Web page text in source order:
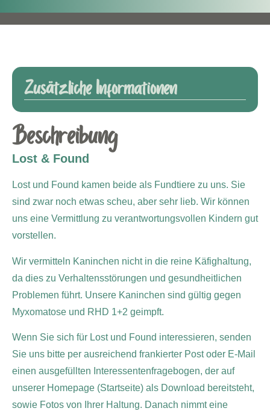
Zusätzliche Informationen
Beschreibung
Lost & Found
Lost und Found kamen beide als Fundtiere zu uns. Sie
sind zwar noch etwas scheu, aber sehr lieb. Wir können
uns eine Vermittlung zu verantwortungsvollen Kindern gut
vorstellen.
Wir vermitteln Kaninchen nicht in die reine Käfighaltung,
da dies zu Verhaltensstörungen und gesundheitlichen
Problemen führt. Unsere Kaninchen sind gültig gegen
Myxomatose und RHD 1+2 geimpft.
Wenn Sie sich für Lost und Found interessieren, senden
Sie uns bitte per ausreichend frankierter Post oder E-Mail
einen ausgefüllten Interessentenfragebogen, der auf
unserer Homepage (Startseite) als Download bereitsteht,
sowie Fotos von Ihrer Haltung. Danach nimmt eine